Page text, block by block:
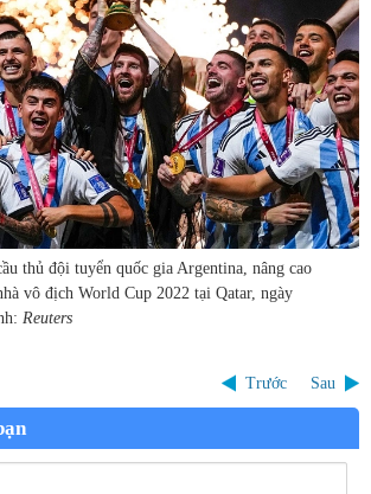
thủ đội tuyển quốc gia Argentina, nâng cao
vô địch World Cup 2022 tại Qatar, ngày
Reuters
Trước Sau